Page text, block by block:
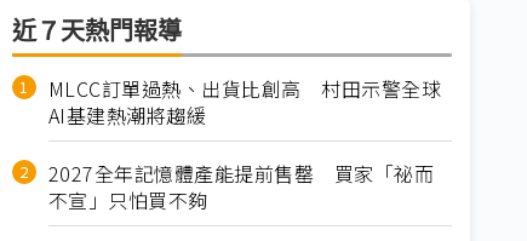
近７天熱門報導
MLCC訂單過熱、出貨比創高 村田示警全球
AI基建熱潮將趨緩
2027全年記憶體產能提前售罄 買家「祕而
不宣」只怕買不夠